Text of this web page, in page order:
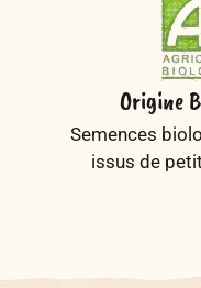
Origine
Semences
issus de